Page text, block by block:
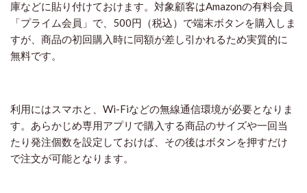
庫などに貼り付けておけます。対象顧客はAmazonの有料会員
「プライム会員」で、500円（税込）で端末ボタンを購入しま
すが、商品の初回購入時に同額が差し引かれるため実質的に
無料です。
利用にはスマホと、Wi-Fiなどの無線通信環境が必要となりま
す。あらかじめ専用アプリで購入する商品のサイズや一回当
たり発注個数を設定しておけば、その後はボタンを押すだけ
で注文が可能となります。